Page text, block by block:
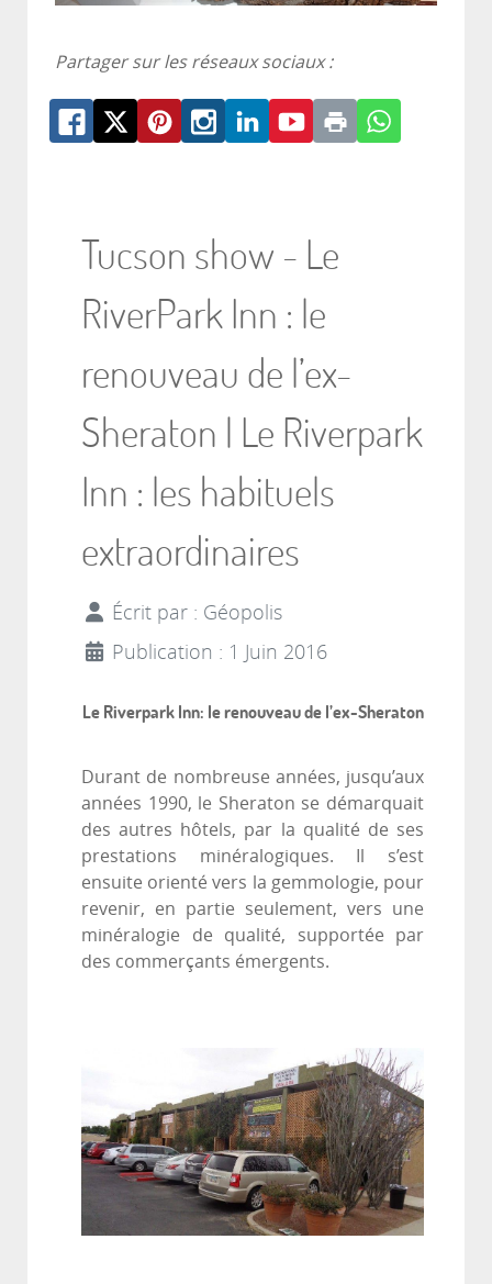
Partager sur les réseaux sociaux :
Tucson show - Le
RiverPark Inn : le
renouveau de l’ex-
Sheraton | Le Riverpark
Inn : les habituels
extraordinaires
Écrit par : Géopolis
Publication : 1 Juin 2016
Le Riverpark Inn: le renouveau de l’ex-Sheraton
Durant de nombreuse années, jusqu’aux
années 1990, le Sheraton se démarquait
des autres hôtels, par la qualité de ses
prestations minéralogiques. Il s’est
ensuite orienté vers la gemmologie, pour
revenir, en partie seulement, vers une
minéralogie de qualité, supportée par
des commerçants émergents.